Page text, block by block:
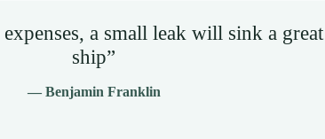
a small leak will sink a great
ship”
— Benjamin Franklin